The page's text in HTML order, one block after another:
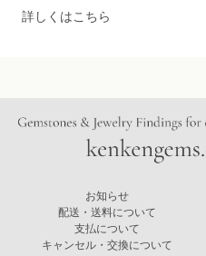
詳しくはこちら
お知らせ
配送・送料について
支払について
キャンセル・交換について